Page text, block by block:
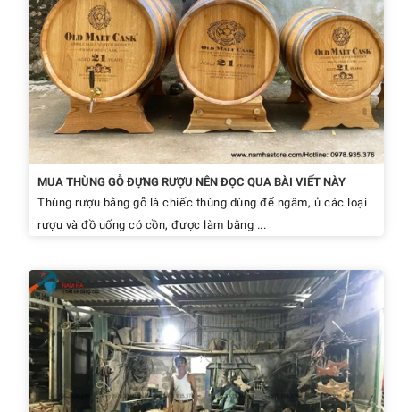
MUA THÙNG GỖ ĐỰNG RƯỢU NÊN ĐỌC QUA BÀI VIẾT NÀY
Thùng rượu bằng gỗ là chiếc thùng dùng để ngâm, ủ các loại
rượu và đồ uống có cồn, được làm bằng ...